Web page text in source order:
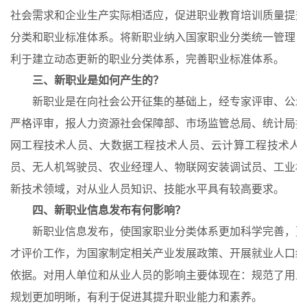
社会需求和企业生产实际相适应，促进职业教育培训质量提
分类和职业标准体系。将新职业纳入国家职业分类统一管理
利于建立动态更新的职业分类体系，完善职业标准体系。
三、新职业是如何产生的？
新职业是在向社会公开征集的基础上，经专家评审、公
严格评审，报人力资源社会保障部、市场监管总局、统计局
网工程技术人员、大数据工程技术人员、云计算工程技术
员、无人机驾驶员、农业经理人、物联网安装调试员、工业
新技术领域，对从业人员知识、技能水平具有较高要求。
四、新职业信息发布有何影响？
新职业信息发布，使国家职业分类体系更加科学完善，
才评价工作，为国家制定相关产业发展政策、开展就业人口
依据。对用人单位和从业人员的影响主要体现在：规范了用
规划更加明晰，有利于促进其提升职业能力和素养。